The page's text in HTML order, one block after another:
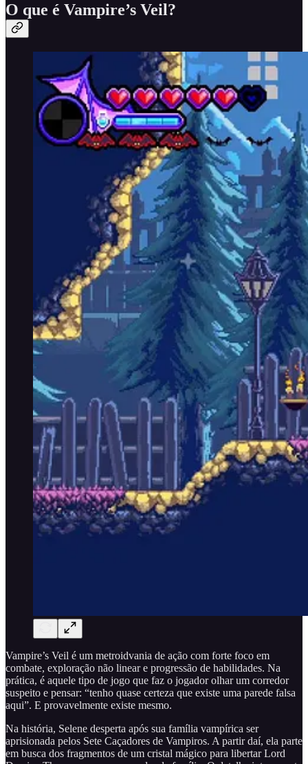
O que é Vampire’s Veil?
Vampire’s Veil é um metroidvania de ação com forte foco em
combate, exploração não linear e progressão de habilidades. Na
prática, é aquele tipo de jogo que faz o jogador olhar um corredor
suspeito e pensar: “tenho quase certeza que existe uma parede falsa
aqui”. E provavelmente existe mesmo.
Na história, Selene desperta após sua família vampírica ser
aprisionada pelos Sete Caçadores de Vampiros. A partir daí, ela parte
em busca dos fragmentos de um cristal mágico para libertar Lord